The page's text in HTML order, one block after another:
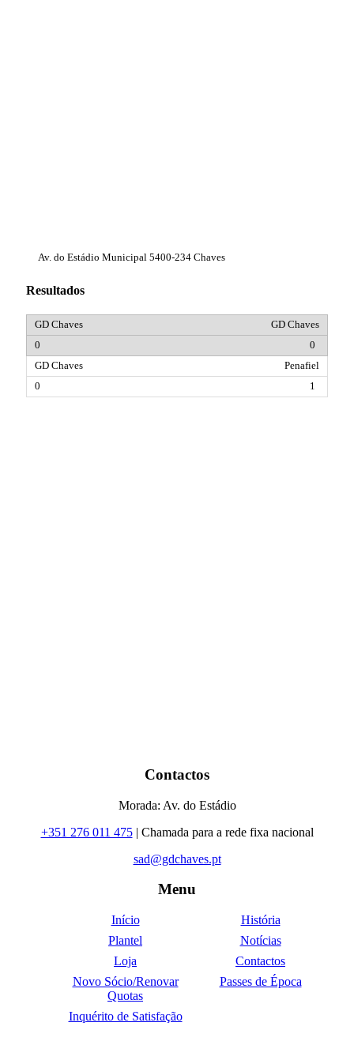
Av. do Estádio Municipal 5400-234 Chaves
Resultados
GD Chaves
0
Penafiel
1
Contactos
Morada: Av. do Estádio
+351 276 011 475| Chamada para a rede fixa nacional
sad@gdchaves.pt
Menu
Início
História
Plantel
Notícias
Loja
Contactos
Novo Sócio/Renovar
Quotas
Passes de Época
Inquérito de Satisfação